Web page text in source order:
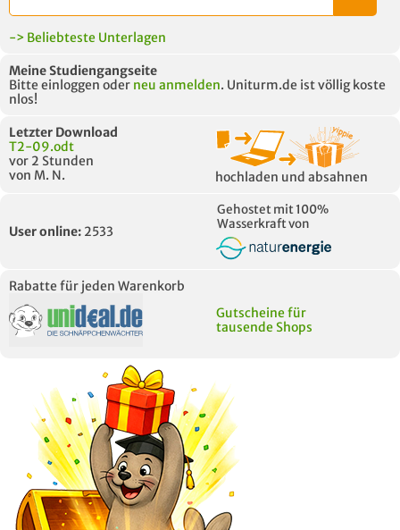
-> Beliebteste Unterlagen
Meine Studiengangseite
Bitte einloggen oder neu anmelden. Uniturm.de ist völlig koste
nlos!
Letzter Download
T2-09.odt
vor 2 Stunden
von M. N.
hochladen und absahnen
User online: 2533
Gehostet mit 100%
Wasserkraft von
Rabatte für jeden Warenkorb
Gutscheine für
tausende Shops